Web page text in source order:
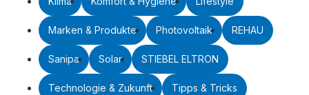
Marken & Produkte Photovoltaik REHAU
Sanipa Solar STIEBEL ELTRON
Technologie & Zukunft Tipps & Tricks